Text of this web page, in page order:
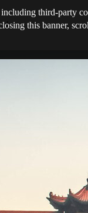
sky
third-party
this banner,